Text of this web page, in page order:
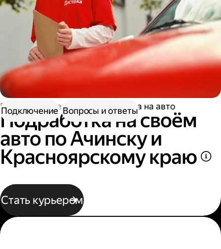
Работа водителем Подработка на авто
Подработка на своём
авто по Ачинску и
Красноярскому краю
Стать курьером
Подключение Вопросы и ответы